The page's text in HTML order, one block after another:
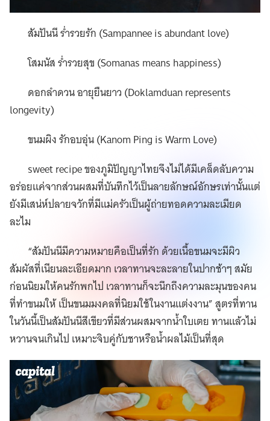
สัมปันนี ร่ำรวยรัก (Sampannee is abundant love)
โสมนัส ร่ำรวยสุข (Somanas means happiness)
ดอกลำดวน อายุยืนยาว (Doklamduan represents
longevity)
ขนมผิง รักอบอุ่น (Kanom Ping is Warm Love)
sweet recipe ของภูมิปัญญาไทยจึงไม่ได้มีเคล็ดลับความ
อร่อยแค่จากส่วนผสมที่บันทึกไว้เป็นลายลักษณ์อักษรเท่านั้นแต่
ยังมีเสน่ห์ปลายจวักที่มีแม่ครัวเป็นผู้ถ่ายทอดความละเมียด
ละไม
“สัมปันนีมีความหมายคือเป็นที่รัก ด้วยเนื้อขนมจะมีผิว
สัมผัสที่เนียนละเอียดมาก เวลาทานจะละลายในปากช้าๆ สมัย
ก่อนนิยมให้คนรักพกไป เวลาทานก็จะนึกถึงความละมุนของคน
ที่ทำขนมให้ เป็นขนมมงคลที่นิยมใช้ในงานแต่งงาน” สูตรที่ทาน
ในวันนี้เป็นสัมปันนีสีเขียวที่มีส่วนผสมจากน้ำใบเตย ทานแล้วไม่
หวานจนเกินไป เหมาะจิบคู่กับชาหรือน้ำผลไม้เป็นที่สุด